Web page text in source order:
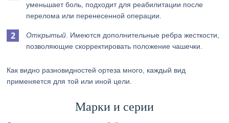
уменьшает боль, подходит для реабилитации после
перелома или перенесенной операции.
Открытый . Имеются дополнительные ребра жесткости,
позволяющие скорректировать положение чашечки.
Как видно разновидностей ортеза много, каждый вид
применяется для той или иной цели.
Марки и серии